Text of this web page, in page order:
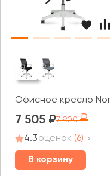
Офисное кресло
7 505 7 900
4.3оценок (6)
В корзину